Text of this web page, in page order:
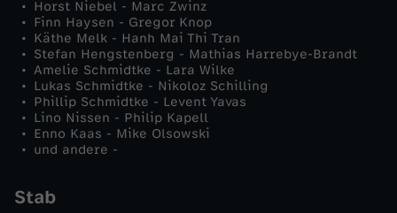
Horst Niebel - Marc Zwinz
Finn Haysen - Gregor Knop
Käthe Melk - Hanh Mai Thi Tran
Stefan Hengstenberg - Mathias Harrebye-Brandt
Amelie Schmidtke - Lara Wilke
Lukas Schmidtke - Nikoloz Schilling
Phillip Schmidtke - Levent Yavas
Lino Nissen - Philip Kapell
Enno Kaas - Mike Olsowski
und andere -
Stab